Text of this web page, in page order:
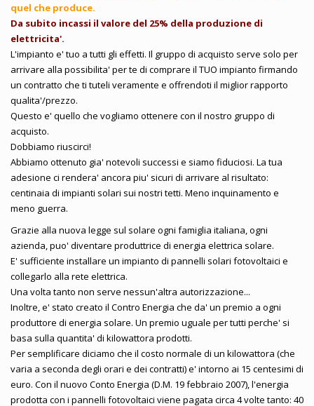
quel che produce.
Da subito incassi il valore del 25% della produzione di
elettricita'.
L'impianto e' tuo a tutti gli effetti. Il gruppo di acquisto serve solo per
arrivare alla possibilita' per te di comprare il TUO impianto firmando
un contratto che ti tuteli veramente e offrendoti il miglior rapporto
qualita'/prezzo.
Questo e' quello che vogliamo ottenere con il nostro gruppo di
acquisto.
Dobbiamo riuscirci!
Abbiamo ottenuto gia' notevoli successi e siamo fiduciosi. La tua
adesione ci rendera' ancora piu' sicuri di arrivare al risultato:
centinaia di impianti solari sui nostri tetti. Meno inquinamento e
meno guerra.
Grazie alla nuova legge sul solare ogni famiglia italiana, ogni
azienda, puo' diventare produttrice di energia elettrica solare.
E' sufficiente installare un impianto di pannelli solari fotovoltaici e
collegarlo alla rete elettrica.
Una volta tanto non serve nessun'altra autorizzazione...
Inoltre, e' stato creato il Contro Energia che da' un premio a ogni
produttore di energia solare. Un premio uguale per tutti perche' si
basa sulla quantita' di kilowattora prodotti.
Per semplificare diciamo che il costo normale di un kilowattora (che
varia a seconda degli orari e dei contratti) e' intorno ai 15 centesimi di
euro. Con il nuovo Conto Energia (D.M. 19 febbraio 2007), l'energia
prodotta con i pannelli fotovoltaici viene pagata circa 4 volte tanto: 40